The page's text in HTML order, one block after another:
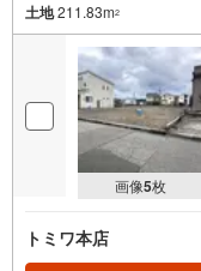
土地211.83m2
画像5枚
トミワ本店